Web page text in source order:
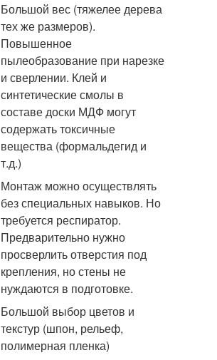
Большой вес (тяжелее дерева
тех же размеров).
Повышенное
пылеобразование при нарезке
и сверлении. Клей и
синтетические смолы в
составе доски МДФ могут
содержать токсичные
вещества (формальдегид и
т.д.)
Монтаж можно осуществлять
без специальных навыков. Но
требуется респиратор.
Предварительно нужно
просверлить отверстия под
крепления, но стены не
нуждаются в подготовке.
Большой выбор цветов и
текстур (шпон, рельеф,
полимерная пленка)